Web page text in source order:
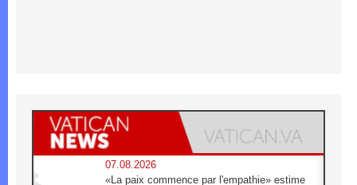
07.08.2026
«La paix commence par l'empathie» estime